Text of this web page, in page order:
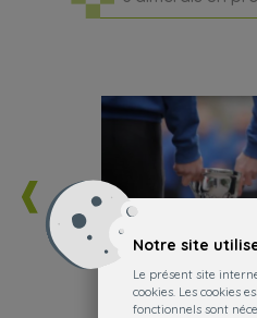
Notre site
Le présent site
cookies. Les cookies
fonctionnels sont